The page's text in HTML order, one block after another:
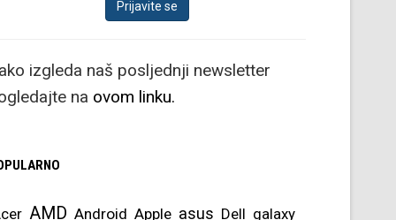
izgleda naš posljednji newsletter
na ovom linku.
AMD Android Apple asus Dell galaxy